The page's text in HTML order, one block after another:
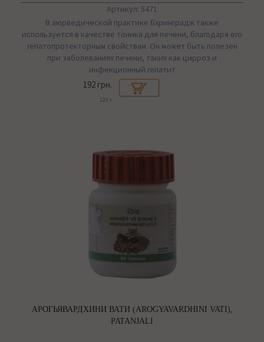
Артикул: 5471
В аюрведической практике Бхринградж также
используется в качестве тоника для печени, благодаря его
гепатопротекторным свойствам. Он может быть полезен
при заболеваниях печени, таких как цирроз и
инфекционный гепатит
192 грн.
120 г
АРОГЬЯВАРДХИНИ ВАТИ (AROGYAVARDHINI VATI),
PATANJALI